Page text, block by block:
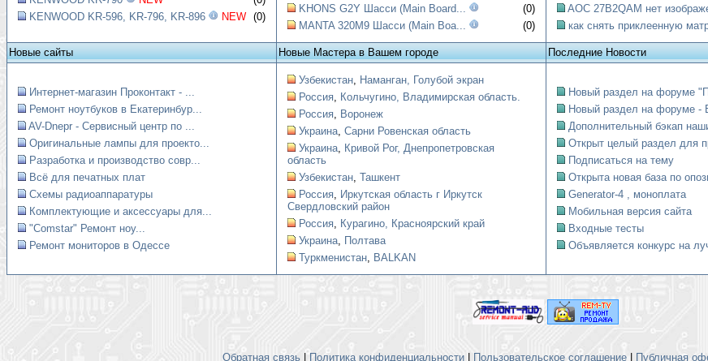
KENWOOD KR-596, KR-796, KR-896
NEW (0)
KHONS G2Y Шасси (Main Board...
(0)
MANTA 320M9 Шасси (Main Boa...
(0)
AOC 27B2QAM нет
как снять приклеенную
Новые сайты Новые Мастера в Вашем городе Последние Новости
Интернет-магазин Проконтакт - ...
Ремонт ноутбуков в Екатеринбур...
AV-Dnepr - Сервисный центр по ...
Оригинальные лампы для проекто...
Разработка и производство совр...
Всё для печатных плат
Схемы радиоаппаратуры
Комплектующие и аксессуары для...
"Comstar" Ремонт ноу...
Ремонт мониторов в Одессе
Узбекистан, Наманган, Голубой экран
Россия, Кольчугино, Владимирская область.
Россия, Воронеж
Украина, Сарни Ровенская область
Украина, Кривой Рог, Днепропетровская
область
Узбекистан, Ташкент
Россия, Иркутская область г Иркутск
Свердловский район
Россия, Курагино, Красноярский край
Украина, Полтава
Туркменистан, BALKAN
Новый раздел на форуме
Новый раздел на форуме -
Дополнительный бэкап
Открыт целый раздел для
Подписаться на тему
Открыта новая база по
Generator-4 , моноплата
Мобильная версия сайта
Входные тесты
Объявляется конкурс на
Обратная связь| Политика конфиденциальности| Пользовательское соглашение| Публичная